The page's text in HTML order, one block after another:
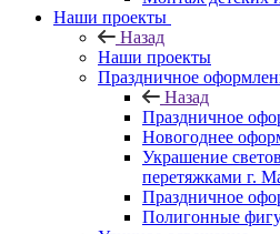
Наши проекты
Назад
Наши проекты
Праздничное
Назад
Праздничное
Новогоднее
Украшение
перетяжками г.
Праздничное
Полигонные